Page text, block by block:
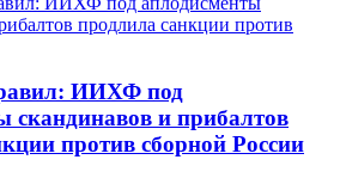
ИИХФ под
скандинавов и прибалтов
против сборной России